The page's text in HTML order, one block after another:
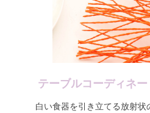
テーブルコーディネ
白い食器を引き立てる放射状